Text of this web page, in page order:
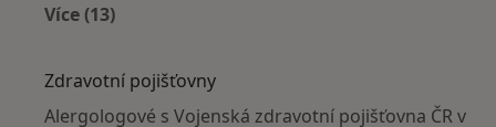
Více (13)
Zdravotní pojišťovny
Alergologové s Vojenská zdravotní pojišťovna ČR v